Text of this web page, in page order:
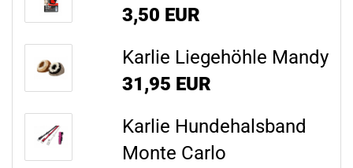
3,50 EUR
Karlie Liegehöhle Mandy
31,95 EUR
Karlie Hundehalsband
Monte Carlo